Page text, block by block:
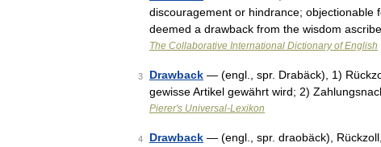
discouragement or hindrance;
deemed a drawback from the wisdom
The Collaborative International Dictionary of English
3 Drawback — (engl., spr. Drabäck), 1)
gewisse Artikel gewährt wird; 2)
Pierer's Universal-Lexikon
4 Drawback — (engl., spr. draobäck),